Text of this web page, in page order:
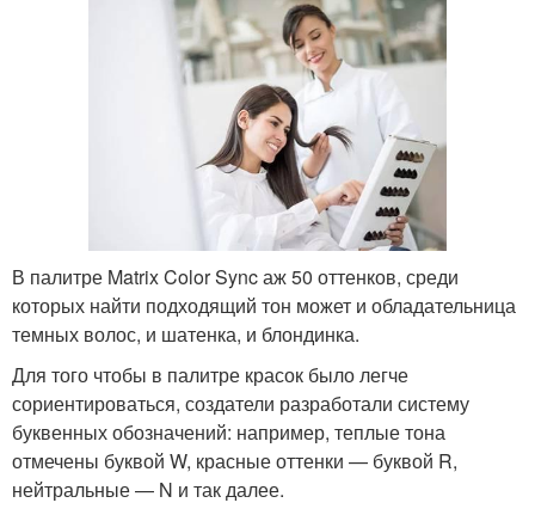
В палитре Matrix Color Sync аж 50 оттенков, среди
которых найти подходящий тон может и обладательница
темных волос, и шатенка, и блондинка.
Для того чтобы в палитре красок было легче
сориентироваться, создатели разработали систему
буквенных обозначений: например, теплые тона
отмечены буквой W, красные оттенки — буквой R,
нейтральные — N и так далее.